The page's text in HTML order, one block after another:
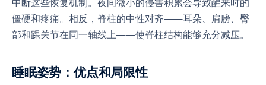
僵硬和疼痛。相反，脊柱的中性对齐——耳朵、肩膀、臀
部和踝关节在同一轴线上——使脊柱结构能够充分减压。
睡眠姿势：优点和局限性